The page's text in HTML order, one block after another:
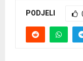
PODJELI